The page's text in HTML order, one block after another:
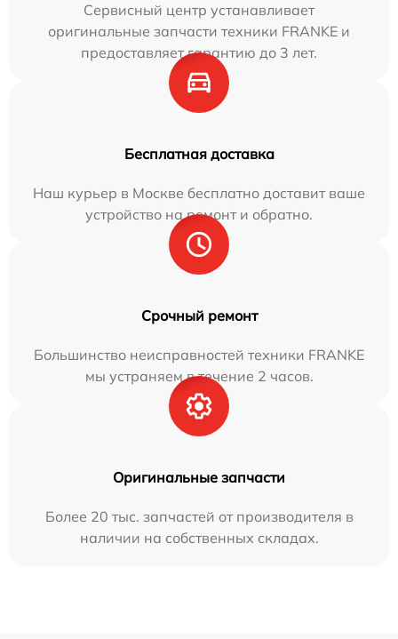
Сервисный центр устанавливает
оригинальные запчасти техники FRANKE и
предоставляет гарантию до 3 лет.
Бесплатная доставка
Наш курьер в Москве бесплатно доставит ваше
устройство на ремонт и обратно.
Срочный ремонт
Большинство неисправностей техники FRANKE
мы устраняем в течение 2 часов.
Оригинальные запчасти
Более 20 тыс. запчастей от производителя в
наличии на собственных складах.